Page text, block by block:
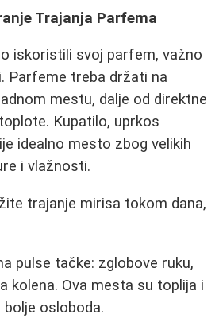
Trajanja Parfema
iskoristili svoj parfem, važno
Parfeme treba držati na
mestu, dalje od direktne
Kupatilo, uprkos
idealno mesto zbog velikih
i vlažnosti.
trajanje mirisa tokom dana,
pulse tačke: zglobove ruku,
kolena. Ova mesta su toplija i
osloboda.